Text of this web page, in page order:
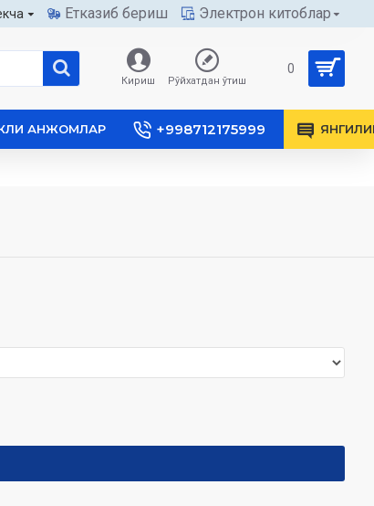
Етказиб бериш Электрон китоблар
Кириш Рўйхатдан ўтиш
0
АНЖОМЛАР +998712175999